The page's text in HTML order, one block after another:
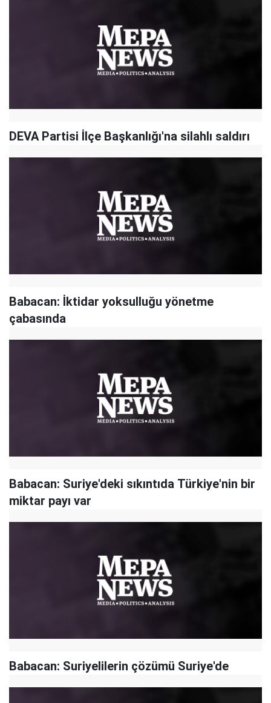
DEVA Partisi İlçe Başkanlığı'na silahlı saldırı
Babacan: İktidar yoksulluğu yönetme
çabasında
Babacan: Suriye'deki sıkıntıda Türkiye'nin bir
miktar payı var
Babacan: Suriyelilerin çözümü Suriye'de